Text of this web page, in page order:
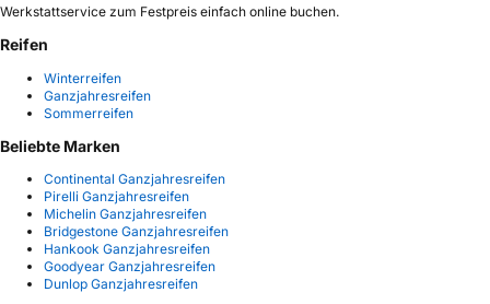
Werkstattservice zum Festpreis einfach online buchen.
Reifen
Winterreifen
Ganzjahresreifen
Sommerreifen
Beliebte Marken
Continental Ganzjahresreifen
Pirelli Ganzjahresreifen
Michelin Ganzjahresreifen
Bridgestone Ganzjahresreifen
Hankook Ganzjahresreifen
Goodyear Ganzjahresreifen
Dunlop Ganzjahresreifen